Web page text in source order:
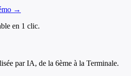
→
en 1 clic.
par IA, de la 6ème à la Terminale.